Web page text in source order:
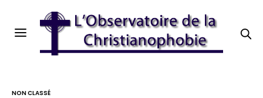
NON CLASSÉ